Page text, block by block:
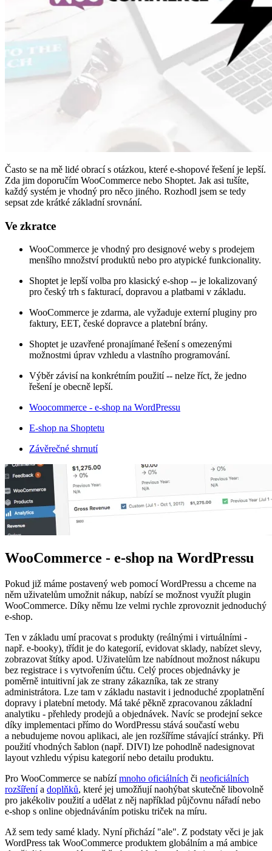
Často se na mě lidé obrací s otázkou, které e-shopové řešení je lepší.
Zda jim doporučím WooCommerce nebo Shoptet. Jak asi tušíte,
každý systém je vhodný pro něco jiného. Rozhodl jsem se tedy
sepsat zde krátké základní srovnání.
Ve zkratce
WooCommerce je vhodný pro designové weby s prodejem
menšího množství produktů nebo pro atypické funkcionality.
Shoptet je lepší volba pro klasický e-shop -- je lokalizovaný
pro český trh s fakturací, dopravou a platbami v základu.
WooCommerce je zdarma, ale vyžaduje externí pluginy pro
faktury, EET, české dopravce a platební brány.
Shoptet je uzavřené pronajímané řešení s omezenými
možnostmi úprav vzhledu a vlastního programování.
Výběr závisí na konkrétním použití -- nelze říct, že jedno
řešení je obecně lepší.
Woocommerce - e-shop na WordPressu
E-shop na Shoptetu
Závěrečné shrnutí
WooCommerce - e-shop na WordPressu
Pokud již máme postavený web pomocí WordPressu a chceme na
něm uživatelům umožnit nákup, nabízí se možnost využít plugin
WooCommerce. Díky němu lze velmi rychle zprovoznit jednoduchý
e-shop.
Ten v základu umí pracovat s produkty (reálnými i virtuálními -
např. e-booky), třídit je do kategorií, evidovat sklady, nabízet slevy,
zobrazovat štítky apod. Uživatelům lze nabídnout možnost nákupu
bez registrace i s vytvořením účtu. Celý proces objednávky je
poměrně intuitivní jak ze strany zákazníka, tak ze strany
administrátora. Lze tam v základu nastavit i jednoduché zpoplatnění
dopravy i platební metody. Má také pěkně zpracovanou základní
analytiku - přehledy prodejů a objednávek. Navíc se prodejní sekce
díky implementaci přímo do WordPressu stává součastí webu
a nebudujeme novou aplikaci, ale jen rozšíříme stávající stránky. Při
použití vhodných šablon (např. DIVI) lze pohodlně nadesignovat
layout vzhledu výpisu kategorií nebo detailu produktu.
Pro WooCommerce se nabízímnoho oficiálních či neoficiálních
rozšířenía doplňků, které jej umožňují naohýbat skutečně libovolně
pro jakékoliv použití a udělat z něj například půjčovnu nářadí nebo
e-shop s online objednáváním potisku triček na míru.
Až sem tedy samé klady. Nyní přichází "ale". Z podstaty věci je jak
WordPress tak WooCommerce produktem globálním a má ambice